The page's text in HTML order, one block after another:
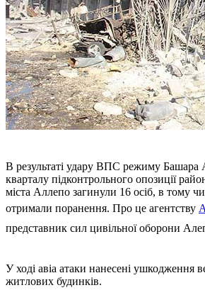
В результаті удару ВПС режиму Башара
кварталу підконтрольного опозиції
міста Аллепо загинули 16 осіб, в тому
отримали поранення. Про це агентству
представник сил цивільної оборони
У ході авіа атаки нанесені ушкодження
житлових будинків.